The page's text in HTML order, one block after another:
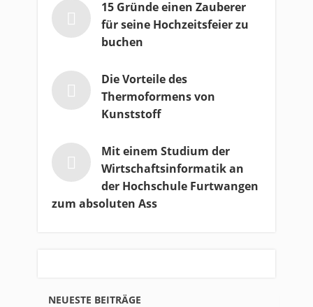
15 Gründe einen Zauberer
für seine Hochzeitsfeier zu
buchen
Die Vorteile des
Thermoformens von
Kunststoff
Mit einem Studium der
Wirtschaftsinformatik an
der Hochschule Furtwangen
zum absoluten Ass
NEUESTE BEITRÄGE